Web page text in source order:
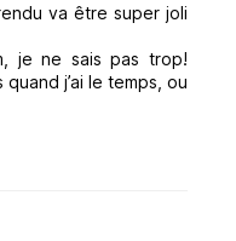
va être super joli
je ne sais pas trop!
quand j’ai le temps, ou
: